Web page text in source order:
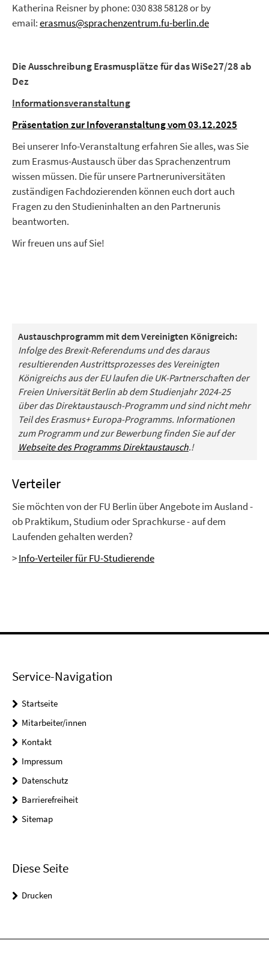
Katherina Reisner by phone: 030 838 58128 or by
email:erasmus@sprachenzentrum.fu-berlin.de
Die Ausschreibung Erasmusplätze für das WiSe27/28 ab
Dez
Informationsveranstaltung
Präsentation zur Infoveranstaltung vom 03.12.2025
Bei unserer Info-Veranstaltung erfahren Sie alles, was Sie
zum Erasmus-Austausch über das Sprachenzentrum
wissen müssen. Die für unsere Partneruniversitäten
zuständigen Fachdozierenden können euch dort auch
Fragen zu den Studieninhalten an den Partnerunis
beantworten.
Wir freuen uns auf Sie!
Austauschprogramm mit dem Vereinigten Königreich:
Infolge des Brexit-Referendums und des daraus
resultierenden Austrittsprozesses des Vereinigten
Königreichs aus der EU laufen die UK-Partnerschaften der
Freien Universität Berlin ab dem Studienjahr 2024-25
über das Direktaustausch-Programm und sind nicht mehr
Teil des Erasmus+ Europa-Programms. Informationen
zum Programm und zur Bewerbung finden Sie auf der
Webseite des Programms Direktaustausch.!
Verteiler
Sie möchten von der FU Berlin über Angebote im Ausland -
ob Praktikum, Studium oder Sprachkurse - auf dem
Laufenden gehalten werden?
>Info-Verteiler für FU-Studierende
Service-Navigation
Startseite
Mitarbeiter/innen
Kontakt
Impressum
Datenschutz
Barrierefreiheit
Sitemap
Diese Seite
Drucken